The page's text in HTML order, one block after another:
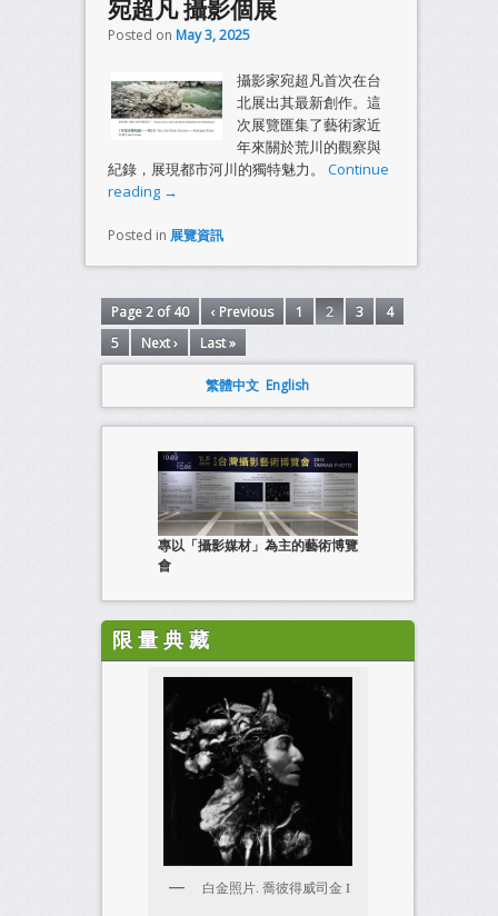
宛超凡 攝影個展
Posted on May 3, 2025
攝影家宛超凡首次在台
北展出其最新創作。這
次展覽匯集了藝術家近
年來關於荒川的觀察與
紀錄，展現都市河川的獨特魅力。 Continue
reading →
Posted in 展覽資訊
Page 2 of 40 ‹ Previous 1 2 3
4
5
Next › Last »
繁體中文 English
專以「攝影媒材」為主的藝術博覽
會
限 量 典 藏
白金照片. 喬彼得威司金 I